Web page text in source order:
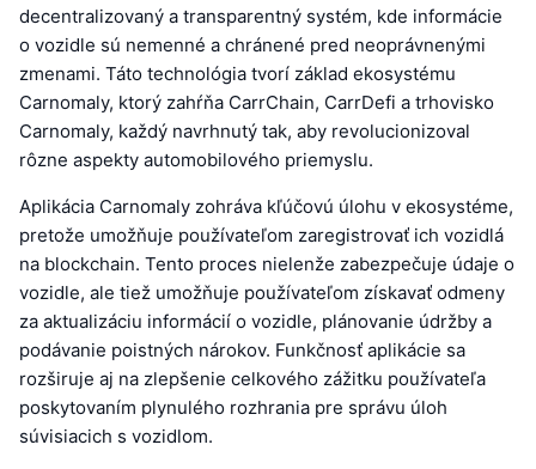
decentralizovaný a transparentný systém, kde informácie
o vozidle sú nemenné a chránené pred neoprávnenými
zmenami. Táto technológia tvorí základ ekosystému
Carnomaly, ktorý zahŕňa CarrChain, CarrDefi a trhovisko
Carnomaly, každý navrhnutý tak, aby revolucionizoval
rôzne aspekty automobilového priemyslu.
Aplikácia Carnomaly zohráva kľúčovú úlohu v ekosystéme,
pretože umožňuje používateľom zaregistrovať ich vozidlá
na blockchain. Tento proces nielenže zabezpečuje údaje o
vozidle, ale tiež umožňuje používateľom získavať odmeny
za aktualizáciu informácií o vozidle, plánovanie údržby a
podávanie poistných nárokov. Funkčnosť aplikácie sa
rozširuje aj na zlepšenie celkového zážitku používateľa
poskytovaním plynulého rozhrania pre správu úloh
súvisiacich s vozidlom.